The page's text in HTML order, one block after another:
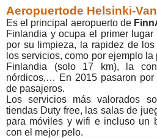
Aeropuertode Helsinki-
Es el principal aeropuerto de
Finlandia y ocupa el primer
por su limpieza, la rapidez de
los servicios, como por ejemplo
Finlandia (solo 17 km), la
nórdicos,… En 2015 pasaron
de pasajeros.
Los servicios más valorados
tiendas Duty free, las salas de
para móviles y wifi e incluso un
con el mejor pelo.